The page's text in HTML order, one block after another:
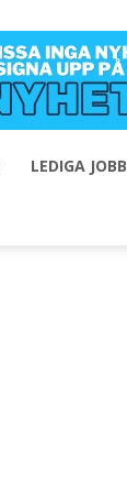
LEDIGA JOBB